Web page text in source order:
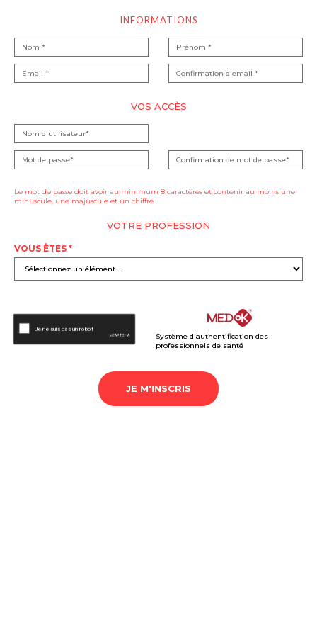
INFORMATIONS
VOS ACCÈS
Le mot de passe doit avoir au minimum 8 caractères et contenir au moins une
minuscule, une majuscule et un chiffre
VOTRE PROFESSION
VOUS ÊTES *
Système d'authentification des
professionnels de santé
JE M'INSCRIS